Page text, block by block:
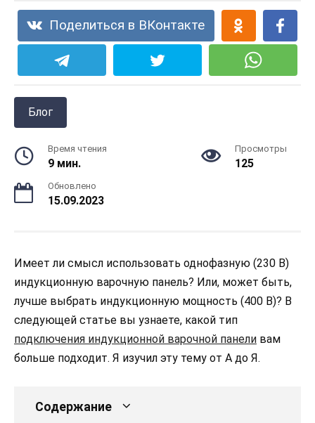
Поделиться в ВКонтакте
Блог
Время чтения
9 мин.
Просмотры
125
Обновлено
15.09.2023
Имеет ли смысл использовать однофазную (230 В)
индукционную варочную панель? Или, может быть,
лучше выбрать индукционную мощность (400 В)? В
следующей статье вы узнаете, какой тип
подключения индукционной варочной панели вам
больше подходит. Я изучил эту тему от А до Я.
Содержание